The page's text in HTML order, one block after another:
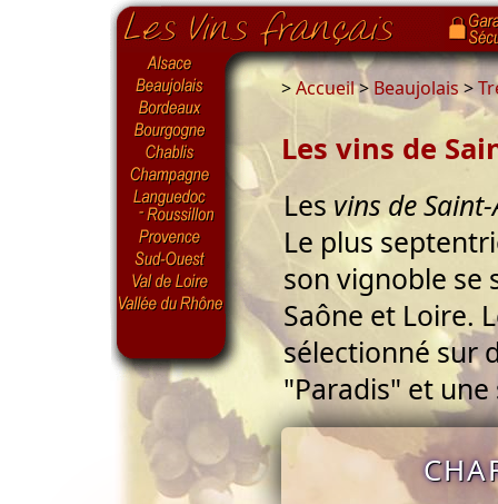
>Accueil>Beaujolais>
Les vins de
Les vins de
Le plus
son vignoble se
Saône et Loire.
sélectionné sur
"Paradis" et